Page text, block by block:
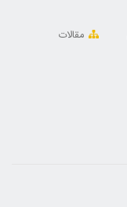
مقالات